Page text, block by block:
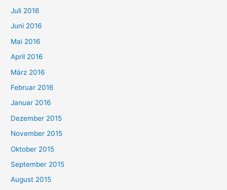
Juli 2016
Juni 2016
Mai 2016
April 2016
März 2016
Februar 2016
Januar 2016
Dezember 2015
November 2015
Oktober 2015
September 2015
August 2015